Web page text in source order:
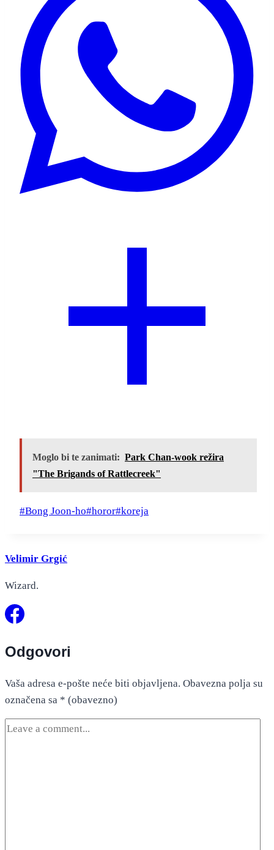
Moglo bi te zanimati: Park Chan-wook režira
"The Brigands of Rattlecreek"
Post
#Bong Joon-ho#horor#koreja
Velimir Grgić
Wizard.
Odgovori
Vaša adresa e-pošte neće biti objavljena. Obavezna polja su
označena sa * (obavezno)